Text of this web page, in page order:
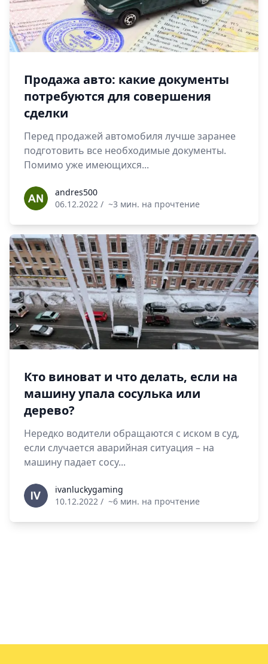
Продажа авто: какие документы
потребуются для совершения
сделки
Перед продажей автомобиля лучше заранее
подготовить все необходимые документы.
Помимо уже имеющихся...
andres500andres500
06.12.2022 / ~3 мин. на прочтение
Кто виноват и что делать, если на
машину упала сосулька или
дерево?
Нередко водители обращаются с иском в суд,
если случается аварийная ситуация – на
машину падает сосу...
ivanluckygaming
ivanluckygaming
10.12.2022 / ~6 мин. на прочтение